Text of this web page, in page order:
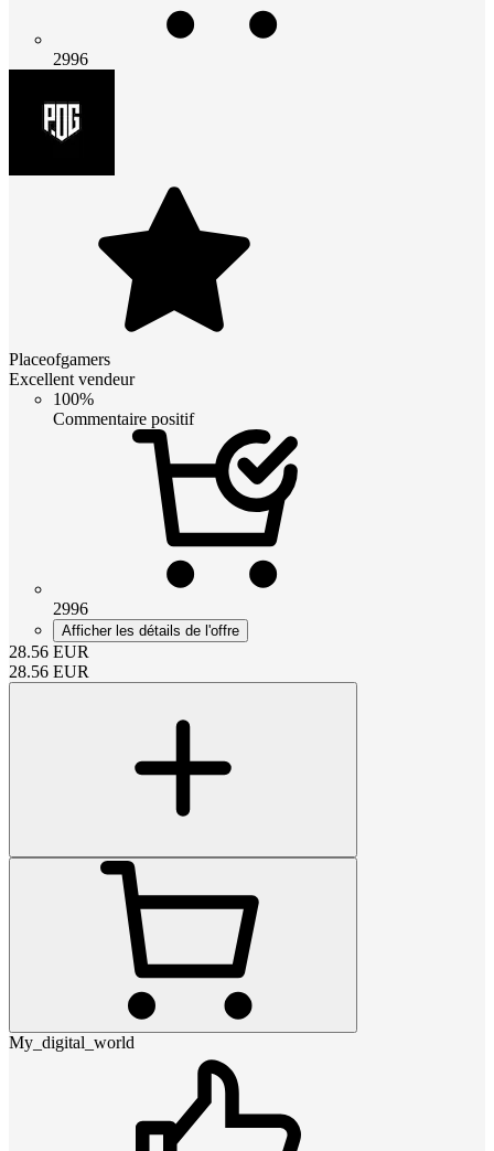
2996
Placeofgamers
Excellent vendeur
100%
Commentaire positif
2996
Afficher les détails de l'offre
28.56 EUR
28.56 EUR
My_digital_world